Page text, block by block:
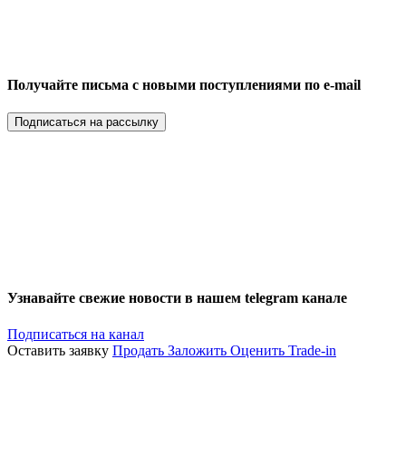
Получайте письма с новыми поступлениями по e-mail
Подписаться на рассылку
Узнавайте свежие новости в нашем telegram канале
Подписаться на канал
Оставить заявку Продать Заложить Оценить Trade-in